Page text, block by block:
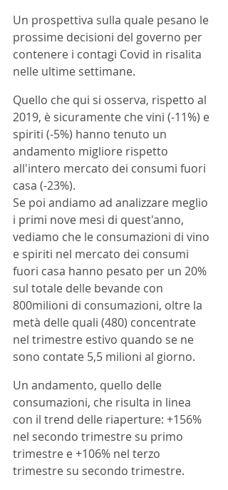
Un prospettiva sulla quale pesano le
prossime decisioni del governo per
contenere i contagi Covid in risalita
nelle ultime settimane.
Quello che qui si osserva, rispetto al
2019, è sicuramente che vini (-11%) e
spiriti (-5%) hanno tenuto un
andamento migliore rispetto
all'intero mercato dei consumi fuori
casa (-23%).
Se poi andiamo ad analizzare meglio
i primi nove mesi di quest'anno,
vediamo che le consumazioni di vino
e spiriti nel mercato dei consumi
fuori casa hanno pesato per un 20%
sul totale delle bevande con
800milioni di consumazioni, oltre la
metà delle quali (480) concentrate
nel trimestre estivo quando se ne
sono contate 5,5 milioni al giorno.
Un andamento, quello delle
consumazioni, che risulta in linea
con il trend delle riaperture: +156%
nel secondo trimestre su primo
trimestre e +106% nel terzo
trimestre su secondo trimestre.